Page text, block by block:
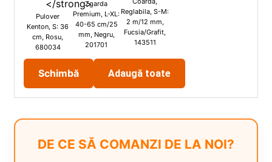
Pulover
Kenton, S: 36
cm, Rosu,
680034
Zgarda
Premium, L-XL:
40-65 cm/25
mm, Negru,
201701
Reglabila, S-M:
2 m/12 mm,
Fucsia/Grafit,
143511
Schimbă Adaugă toate
DE CE SĂ COMANZI DE LA NOI?